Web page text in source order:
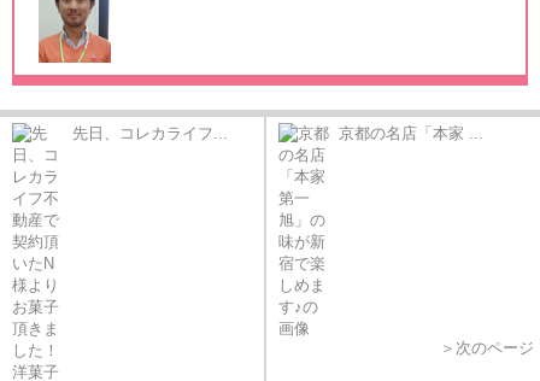
先日、コレカライフ... 京都の名店「本家 ...
＞次のページ